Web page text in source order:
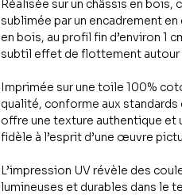
Réalisée sur un châssis en
sublimée par un encadrement
en bois, au profil fin d’environ 1
subtil effet de flottement autour
Imprimée sur une toile 100%
qualité, conforme aux standards
offre une texture authentique et
fidèle à l’esprit d’une œuvre
L’impression UV révèle des
lumineuses et durables dans le